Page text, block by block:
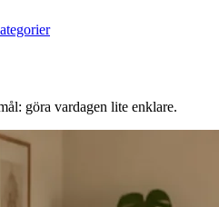
göra vardagen lite enklare.